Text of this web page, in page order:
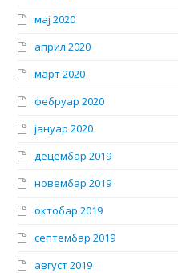
мај 2020
април 2020
март 2020
фебруар 2020
јануар 2020
децембар 2019
новембар 2019
октобар 2019
септембар 2019
август 2019